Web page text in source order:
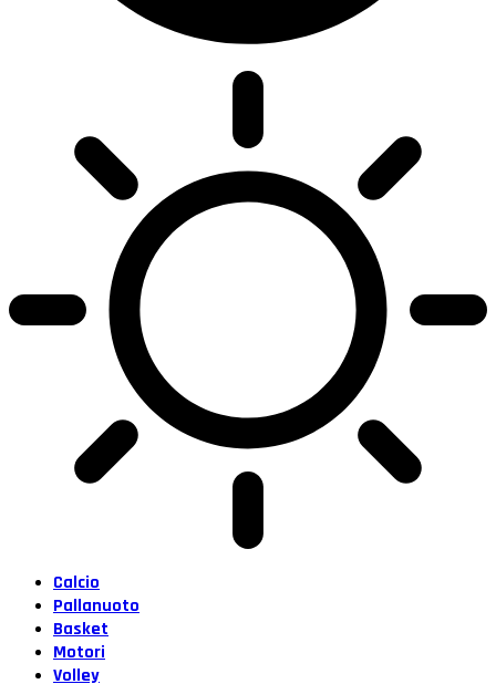
Calcio
Pallanuoto
Basket
Motori
Volley